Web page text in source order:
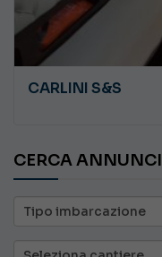
CARLINI S&S
CERCA ANNUNCI